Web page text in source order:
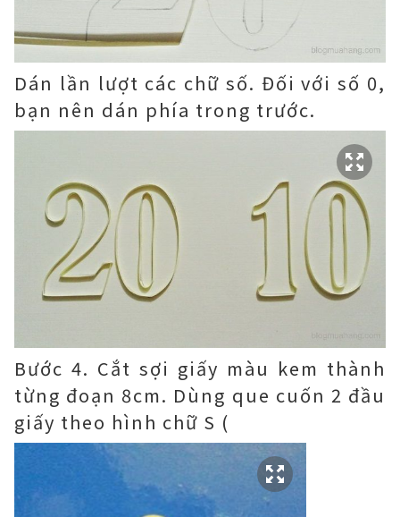
Dán lần lượt các chữ số. Đối với số 0,
bạn nên dán phía trong trước.
Bước 4. Cắt sợi giấy màu kem thành
từng đoạn 8cm. Dùng que cuốn 2 đầu
giấy theo hình chữ S (